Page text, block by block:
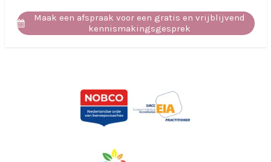
Maak een afspraak voor een gratis en vrijblijvend
kennismakingsgesprek